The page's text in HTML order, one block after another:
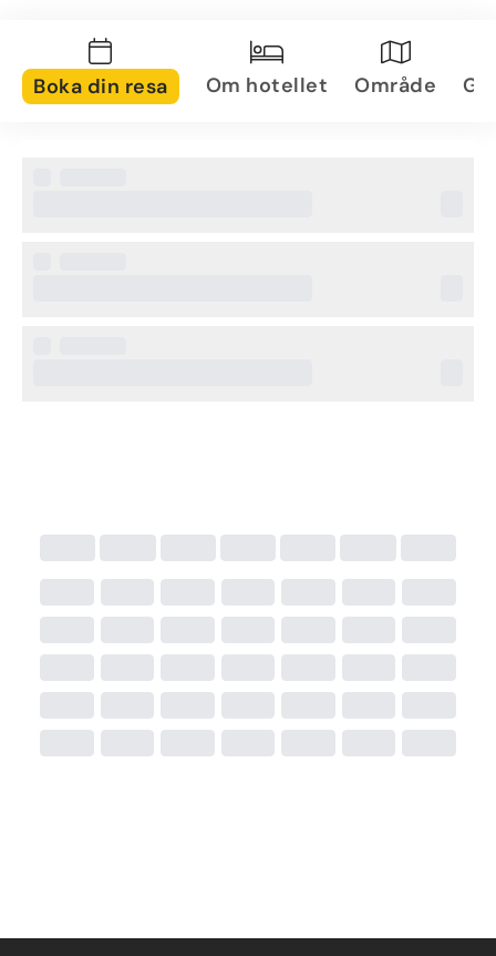
både stränder, små byar och möjligheter till utflykter
i regionen.
Boka din resa Om hotellet Område